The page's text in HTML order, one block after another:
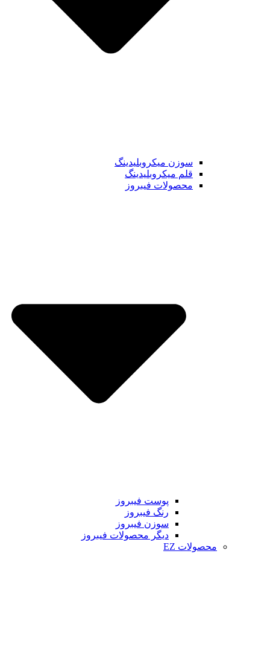
سوزن میکروبلیدینگ
قلم میکروبلیدینگ
محصولات فیبروز
پوست فیبروز
رنگ فیبروز
سوزن فیبروز
دیگر محصولات فیبروز
محصولات EZ